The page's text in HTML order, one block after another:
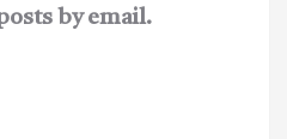
by email.